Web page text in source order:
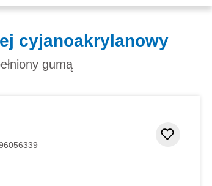
cyjanoakrylanowy
gumą